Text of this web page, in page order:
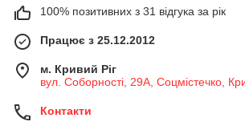
100% позитивних з 31 відгука за рік
Працює з 25.12.2012
м. Кривий Ріг
вул. Соборності, 29А, Соцмістечко,
Контакти